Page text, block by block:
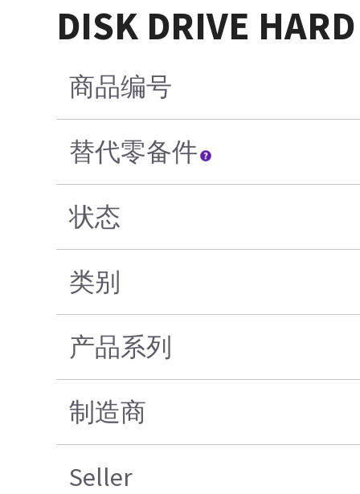
DISK DRIVE
商品编号
替代零备件
状态
类别
产品系列
制造商
Seller